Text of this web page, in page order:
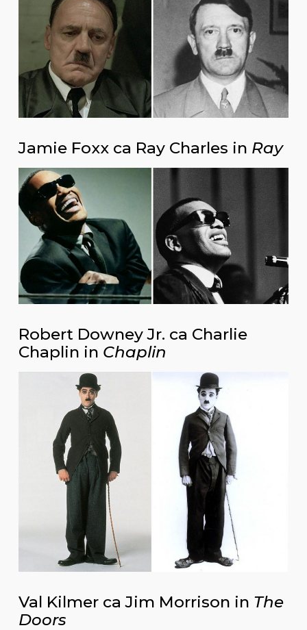
Jamie Foxx ca Ray Charles in Ray
Robert Downey Jr. ca Charlie
Chaplin in Chaplin
Val Kilmer ca Jim Morrison in The
Doors